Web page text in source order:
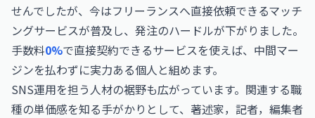
せんでしたが、今はフリーランスへ直接依頼できるマッチ
ングサービスが普及し、発注のハードルが下がりました。
手数料0%で直接契約できるサービスを使えば、中間マー
ジンを払わずに実力ある個人と組めます。
SNS運用を担う人材の裾野も広がっています。関連する職
種の単価感を知る手がかりとして、 著述家，記者，編集者